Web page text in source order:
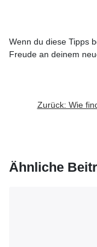
Wenn du diese Tipps
Freude an deinem
Zurück: Wie
Ähnliche